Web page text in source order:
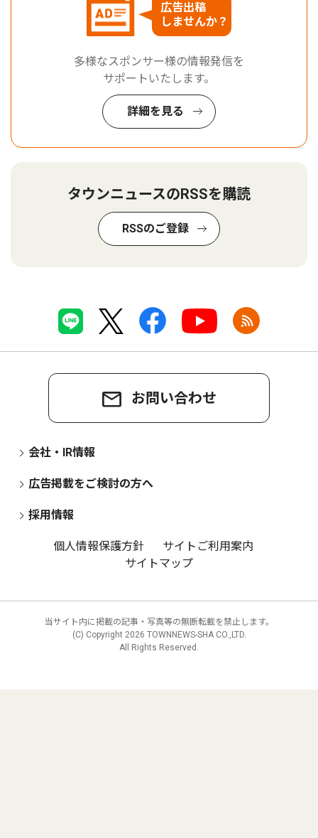
広告出稿
しませんか？
多様なスポンサー様の情報発信を
サポートいたします。
詳細を見る
タウンニュースのRSSを購読
RSSのご登録
お問い合わせ
会社・IR情報
広告掲載をご検討の方へ
採用情報
個人情報保護方針
サイトご利用案内
サイトマップ
当サイト内に掲載の記事・写真等の無断転載を禁止します。
(C) Copyright 2026 TOWNNEWS-SHA CO.,LTD.
All Rights Reserved.